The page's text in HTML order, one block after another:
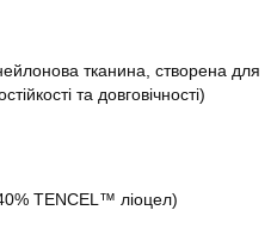
тканина, створена для
та довговічності)
TENCEL™ ліоцел)